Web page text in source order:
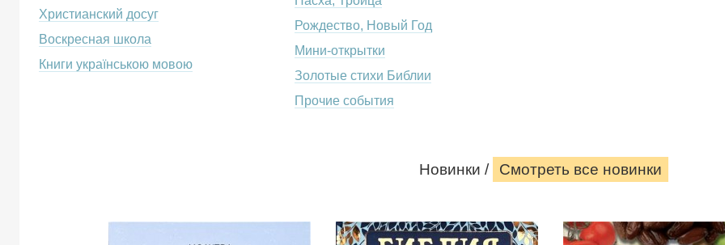
Христианский досуг
Воскресная школа
Книги українською мовою
Рождество, Новый Год
Мини-открытки
Золотые стихи Библии
Прочие события
Новинки / Смотреть все новинки